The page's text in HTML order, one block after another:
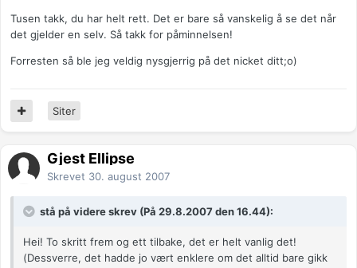
Tusen takk, du har helt rett. Det er bare så vanskelig å se det når
det gjelder en selv. Så takk for påminnelsen!
Forresten så ble jeg veldig nysgjerrig på det nicket ditt;o)
Siter
Gjest Ellipse
Skrevet 30. august 2007
stå på videre skrev (På 29.8.2007 den 16.44):
Hei! To skritt frem og ett tilbake, det er helt vanlig det!
(Dessverre, det hadde jo vært enklere om det alltid bare gikk